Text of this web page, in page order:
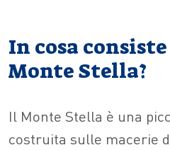
In cosa
Monte Stella?
Il Monte Stella è una
costruita sulle macerie